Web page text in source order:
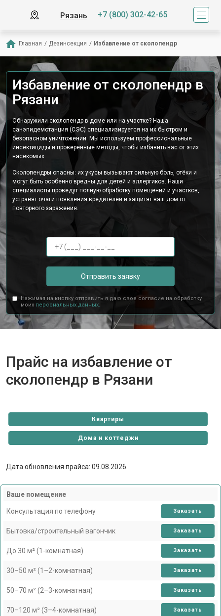
Рязань +7 (800) 302-42-65
Главная / Дезинсекция / Избавление от сколопендр
Избавление от сколопендр в
Рязани
Обнаружили сколопендр в доме или на участке? Наша
санэпидемстанция (СЭС) специализируется на их быстром и
безопасном уничтожении. Мы используем профессиональные
инсектициды и проверенные методы, чтобы избавить вас от этих
насекомых.
Сколопендры опасны: их укусы вызывают сильную боль, отёки и
могут быть особенно вредны для детей и аллергиков. Наши
специалисты проведут полную обработку помещений и участков,
устранят очаги появления вредителей и защитят ваш дом от
повторного заражения.
Отправить заявку
Нажимая на кнопку отправить я даю свое согласие на обработку
моих персональных данных.
Прайс на избавление от
сколопендр в Рязани
Квартиры
Дома и коттеджи
Дата обновления прайса: 09.08.2026
Ваше помещение
Консультация по телефону Заказать
Бытовка/строительный вагончик Заказать
До 30 м² (1-комнатная) Заказать
30–50 м² (1–2-комнатная) Заказать
50–70 м² (2–3-комнатная) Заказать
70–120 м² (3–4-комнатная) Заказать